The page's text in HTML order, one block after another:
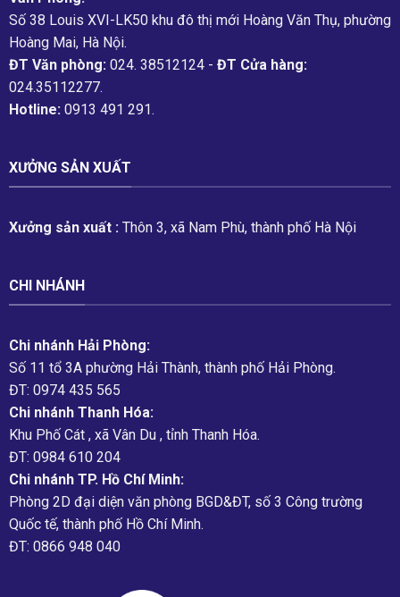
Số 38 Louis XVI-LK50 khu đô thị mới Hoàng Văn Thụ, phường
Hoàng Mai, Hà Nội.
ĐT Văn phòng:024. 38512124 - ĐT Cửa hàng:
024.35112277.
Hotline:0913 491 291.
XƯỞNG SẢN XUẤT
Xưởng sản xuất :Thôn 3, xã Nam Phù, thành phố Hà Nội
CHI NHÁNH
Chi nhánh Hải Phòng:
Số 11 tổ 3A phường Hải Thành, thành phố Hải Phòng.
ĐT: 0974 435 565
Chi nhánh Thanh Hóa:
Khu Phố Cát , xã Vân Du , tỉnh Thanh Hóa.
ĐT: 0984 610 204
Chi nhánh TP. Hồ Chí Minh:
Phòng 2D đại diện văn phòng BGD&ĐT, số 3 Công trường
Quốc tế, thành phố Hồ Chí Minh.
ĐT: 0866 948 040